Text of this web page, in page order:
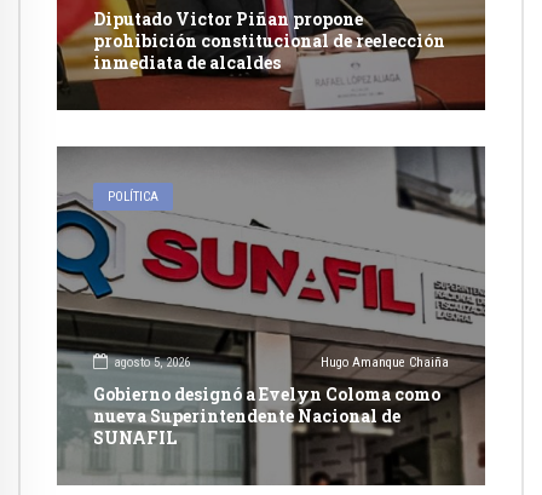
Diputado Victor Piñan propone
prohibición constitucional de reelección
inmediata de alcaldes
POLÍTICA
agosto 5, 2026 Hugo Amanque Chaiña
Gobierno designó a Evelyn Coloma como
nueva Superintendente Nacional de
SUNAFIL